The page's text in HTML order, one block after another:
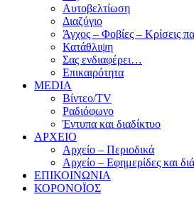
Αυτοβελτίωση
Διαζύγιο
Άγχος – Φοβίες – Κρίσεις
Κατάθλιψη
Σας ενδιαφέρει…
Επικαιρότητα
MEDIA
Βίντεο/TV
Ραδιόφωνο
Έντυπα και διαδίκτυο
ΑΡΧΕΙΟ
Αρχείο – Περιοδικά
Αρχείο – Εφημερίδες και
ΕΠΙΚΟΙΝΩΝΙΑ
ΚΟΡΟΝΟΪΟΣ